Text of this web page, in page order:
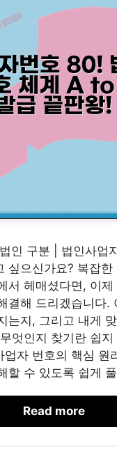
인 구분 | 법인사업
싶으신가요? 복잡한
서 헤매셨다면, 이제
결해 드리겠습니다.
는지, 그리고 내게
엇인지 찾기란 쉽지
업자 번호의 핵심 원
할 수 있도록 쉽게
Read more